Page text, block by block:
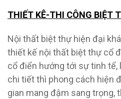
THIẾT KÊ-THI CÔNG BIỆT
Nội thất biệt thự hiện đại
thiết kế nội thất biệt thự cổ
cổ điển hướng tới sự tinh tể,
chi tiết thì phong cách hiện
gian mang đậm sang trọng,